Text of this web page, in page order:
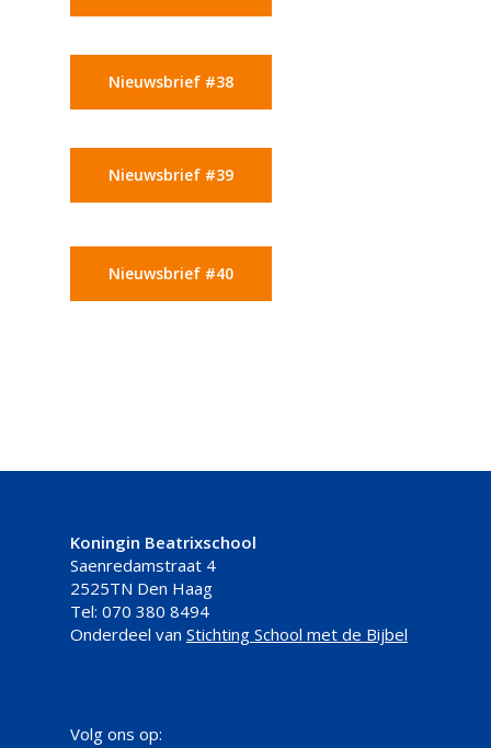
Nieuwsbrief #38
Nieuwsbrief #39
Nieuwsbrief #40
Koningin Beatrixschool
Saenredamstraat 4
2525TN Den Haag
Tel: 070 380 8494
Onderdeel van Stichting School met de Bijbel
Volg ons op: